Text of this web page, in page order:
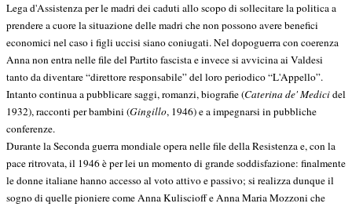
Lega d'Assistenza per le madri dei caduti allo scopo di sollecitare la politica a
prendere a cuore la situazione delle madri che non possono avere benefici
economici nel caso i figli uccisi siano coniugati. Nel dopoguerra con coerenza
Anna non entra nelle file del Partito fascista e invece si avvicina ai Valdesi
tanto da diventare “direttore responsabile” del loro periodico “L'Appello”.
Intanto continua a pubblicare saggi, romanzi, biografie (Caterina de' Medicidel
1932), racconti per bambini (Gingillo, 1946) e a impegnarsi in pubbliche
conferenze.
Durante la Seconda guerra mondiale opera nelle file della Resistenza e, con la
pace ritrovata, il 1946 è per lei un momento di grande soddisfazione: finalmente
le donne italiane hanno accesso al voto attivo e passivo; si realizza dunque il
sogno di quelle pioniere come Anna Kuliscioff e Anna Maria Mozzoni che